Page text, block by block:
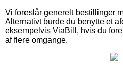
Vi foreslår generelt bestillinger
Alternativt burde du benytte et
eksempelvis ViaBill, hvis du
af flere omgange.